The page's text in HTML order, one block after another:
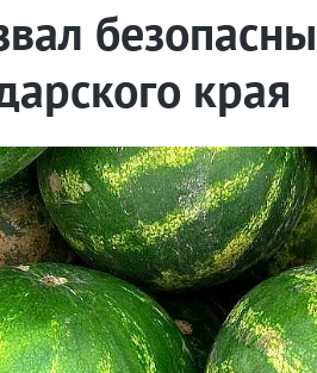
края